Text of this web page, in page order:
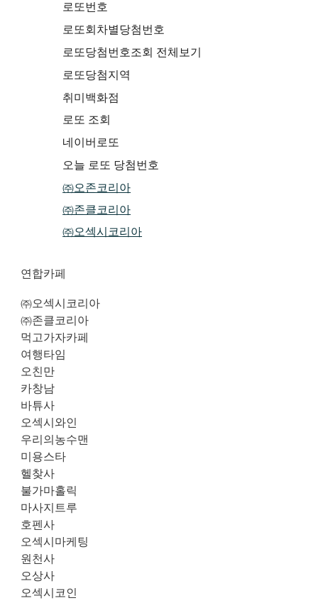
로또번호
로또회차별당첨번호
로또당첨번호조회 전체보기
로또당첨지역
취미백화점
로또 조회
네이버로또
오늘 로또 당첨번호
㈜오존코리아
㈜존클코리아
㈜오섹시코리아
연합카페
㈜오섹시코리아
㈜존클코리아
먹고가자카페
여행타임
오친만
카창남
바튜사
오섹시와인
우리의농수맨
미용스타
헬찾사
불가마홀릭
마사지트루
호펜사
오섹시마케팅
원천사
오상사
오섹시코인